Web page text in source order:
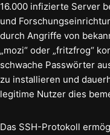
16.000 infizierte Server
und
durch Angriffe von
„mozi“ oder „fritzfrog“
schwache Passwörter
zu installieren und
legitime Nutzer dies
Das SSH-Protokoll